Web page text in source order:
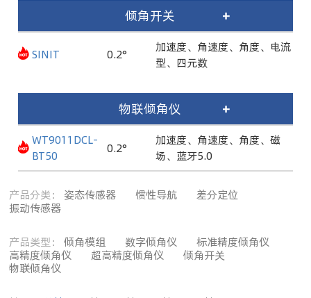
倾角开关 +
SINIT 0.2°
加速度、角速度、角度、电流
型、四元数
物联倾角仪 +
WT9011DCL-
BT50
0.2°
加速度、角速度、角度、磁
场、蓝牙5.0
产品分类： 姿态传感器 惯性导航
差分定位
振动传感器
产品类型： 倾角模组 数字倾角仪
标准精度倾角仪
高精度倾角仪
超高精度倾角仪
倾角开关
物联倾角仪